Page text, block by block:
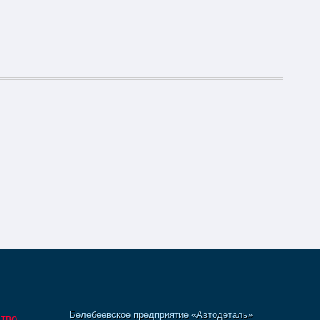
Белебеевское предприятие «Автодеталь»